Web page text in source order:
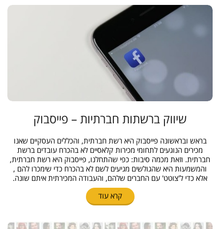
שיווק ברשתות חברתיות – פייסבוק
בראש ובראשונה פייסבוק היא רשת חברתית, והכללים העסקיים שאנו
מכירים הנוגעים לתחומי מכירות קלאסיים לא בהכרח עובדים ברשת
חברתית. וזאת מכמה סיבות: כפי שהתחלנו, פייסבוק היא רשת חברתית,
והמשמעות היא שהגולשים מגיעים לשם לא בהכרח כדי שימכרו להם ,
אלא כדי ל'צוטט' עם החברים שלהם, והעבודה המכירתית איתם שונה.
קרא עוד